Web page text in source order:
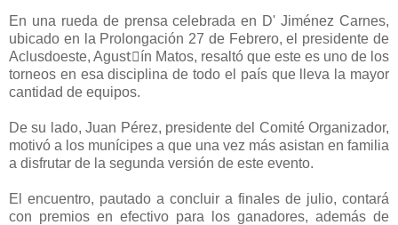
En una rueda de prensa celebrada en D' Jiménez Carnes,
ubicado en la Prolongación 27 de Febrero, el presidente de
Aclusdoeste, Agustٕín Matos, resaltó que este es uno de los
torneos en esa disciplina de todo el país que lleva la mayor
cantidad de equipos.
De su lado, Juan Pérez, presidente del Comité Organizador,
motivó a los munícipes a que una vez más asistan en familia
a disfrutar de la segunda versión de este evento.
El encuentro, pautado a concluir a finales de julio, contará
con premios en efectivo para los ganadores, además de